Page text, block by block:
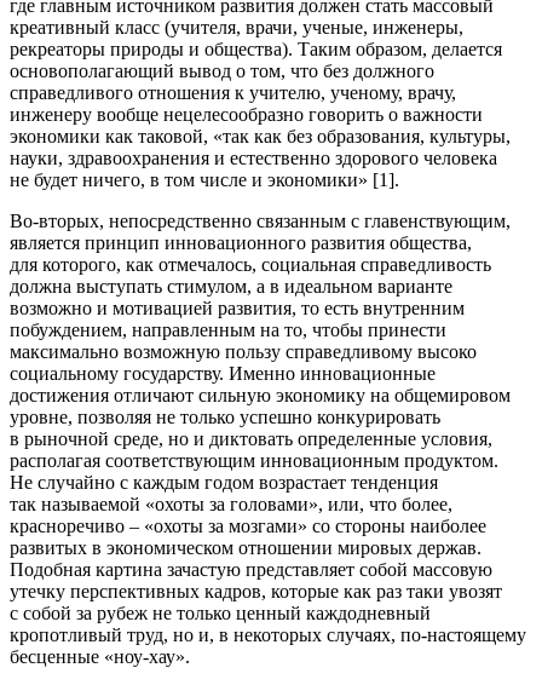
где главным источником развития должен стать массовый
креативный класс (учителя, врачи, ученые, инженеры,
рекреаторы природы и общества). Таким образом, делается
основополагающий вывод о том, что без должного
справедливого отношения к учителю, ученому, врачу,
инженеру вообще нецелесообразно говорить о важности
экономики как таковой, «так как без образования, культуры,
науки, здравоохранения и естественно здорового человека
не будет ничего, в том числе и экономики» [1].
Во-вторых, непосредственно связанным с главенствующим,
является принцип инновационного развития общества,
для которого, как отмечалось, социальная справедливость
должна выступать стимулом, а в идеальном варианте
возможно и мотивацией развития, то есть внутренним
побуждением, направленным на то, чтобы принести
максимально возможную пользу справедливому высоко
социальному государству. Именно инновационные
достижения отличают сильную экономику на общемировом
уровне, позволяя не только успешно конкурировать
в рыночной среде, но и диктовать определенные условия,
располагая соответствующим инновационным продуктом.
Не случайно с каждым годом возрастает тенденция
так называемой «охоты за головами», или, что более,
красноречиво – «охоты за мозгами» со стороны наиболее
развитых в экономическом отношении мировых держав.
Подобная картина зачастую представляет собой массовую
утечку перспективных кадров, которые как раз таки увозят
с собой за рубеж не только ценный каждодневный
кропотливый труд, но и, в некоторых случаях, по-настоящему
бесценные «ноу-хау».